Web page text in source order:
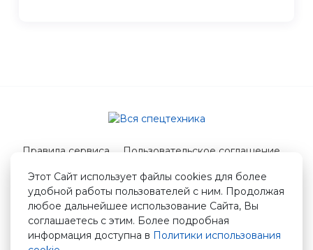
Этот Сайт использует файлы cookies для более
удобной работы пользователей с ним. Продолжая
любое дальнейшее использование Сайта, Вы
соглашаетесь с этим. Более подробная
информация доступна в Политики использования
Правила сервиса
Пользовательское соглашение
© 2026 Вся спецтехника
info@vstshop.ru